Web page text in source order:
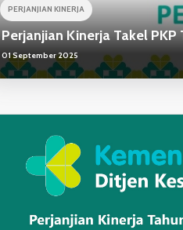
PERJANJIAN KINERJA
Perjanjian Kinerja Takel PKP
01 September 2025